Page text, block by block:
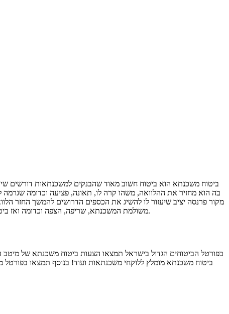
ביטוח משכנתא הוא ביטוח חשוב מאוד שהבנקים למשכנתאות דורשים
בה הוא מחזיר את ההלוואה, משהו קרה לו, תאונה, פציעה וכדומה
מקור פרנסה יציב שיעזור לו להשיג את הכספים הדרושים להמשך החזר
משולמת המשכנתא, שריפה, הצפה וכדומה ואז ביטוח המשכנתא נכנס לפעולה ומסייע הן למחזיר המשכנתא והן לנותן המשכנתא, לקבל את הכסף עבור הנזקים הללו ועבור תשלומי המשכנתא החודשיים.
בפורטל הביטוחים הגדול בישראל תמצאו הצעות ביטוח משכנתא של
ביטוח משכנתא מומלץ ללוקחי משכנתאות ועוד! בנוסף תמצאו בפורטל